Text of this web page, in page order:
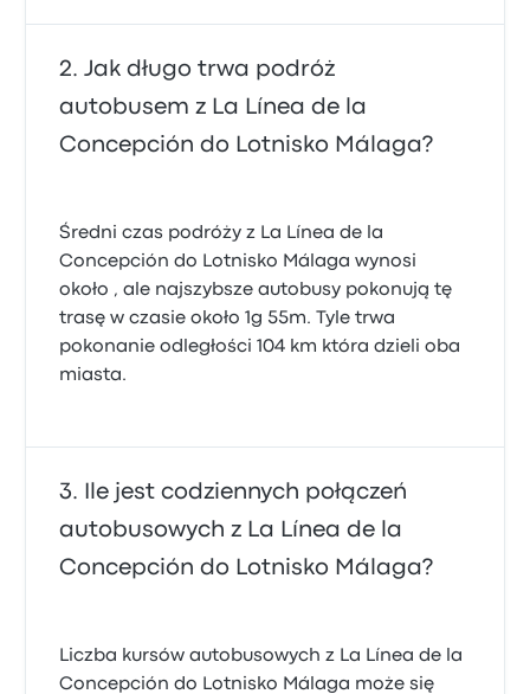
Jak długo trwa podróż
autobusem z La Línea de la
Concepción do Lotnisko Málaga?
Średni czas podróży z La Línea de la
Concepción do Lotnisko Málaga wynosi
około , ale najszybsze autobusy pokonują tę
trasę w czasie około 1g 55m. Tyle trwa
pokonanie odległości 104 km która dzieli oba
miasta.
Ile jest codziennych połączeń
autobusowych z La Línea de la
Concepción do Lotnisko Málaga?
Liczba kursów autobusowych z La Línea de la
Concepción do Lotnisko Málaga może się